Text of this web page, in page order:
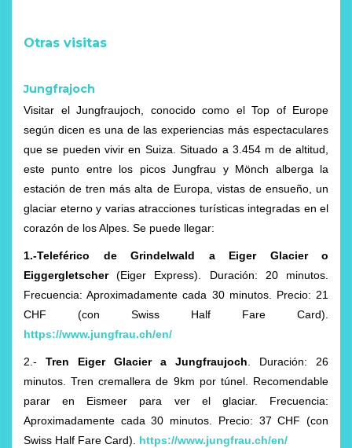
Otras visitas
Jungfrajoch
Visitar el Jungfraujoch, conocido como el Top of Europe
según dicen es una de las experiencias más espectaculares
que se pueden vivir en Suiza. Situado a 3.454 m de altitud,
este punto entre los picos Jungfrau y Mönch alberga la
estación de tren más alta de Europa, vistas de ensueño, un
glaciar eterno y varias atracciones turísticas integradas en el
corazón de los Alpes. Se puede llegar:
1.-Teleférico de Grindelwald a Eiger Glacier o
Eiggergletscher(Eiger Express). Duración: 20 minutos.
Frecuencia: Aproximadamente cada 30 minutos. Precio: 21
CHF (con Swiss Half Fare Card).
https://www.jungfrau.ch/en/
2.- Tren Eiger Glacier a Jungfraujoch . Duración: 26
minutos. Tren cremallera de 9km por túnel. Recomendable
parar en Eismeer para ver el glaciar. Frecuencia:
Aproximadamente cada 30 minutos. Precio: 37 CHF (con
Swiss Half Fare Card). https://www.jungfrau.ch/en/